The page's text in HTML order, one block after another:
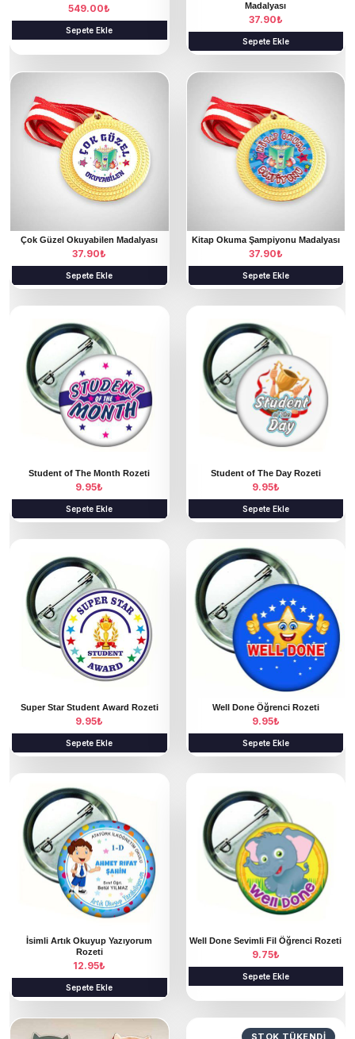
549.00₺
Sepete Ekle
Madalyası
37.90₺
Sepete Ekle
Çok Güzel Okuyabilen Madalyası
37.90₺
Sepete Ekle
Kitap Okuma Şampiyonu Madalyası
37.90₺
Sepete Ekle
Student of The Month Rozeti
9.95₺
Sepete Ekle
Student of The Day Rozeti
9.95₺
Sepete Ekle
Super Star Student Award Rozeti
9.95₺
Sepete Ekle
Well Done Öğrenci Rozeti
9.95₺
Sepete Ekle
İsimli Artık Okuyup Yazıyorum
Rozeti
12.95₺
Sepete Ekle
Well Done Sevimli Fil Öğrenci Rozeti
9.75₺
Sepete Ekle
STOK TÜKENDI